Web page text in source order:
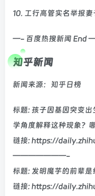
10. 工行高管实名举报
—- 百度热搜新闻 End
知乎新闻
新闻来源：知乎日榜
标题: 孩子因基因突变
学角度解释这种现象？
链接: https://
———————-
标题: 发明魔芋的前辈是
链接: https://